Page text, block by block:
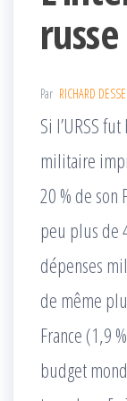
russe
Par RICHARD
Si l’URSS
militaire
20 % de son
peu plus de
dépenses
de même
France (1,9
budget